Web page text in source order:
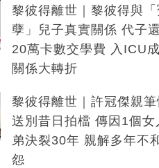
黎彼得離世｜黎彼得與「
孽」兒子真實關係 代子
20萬卡數交學費 入ICU
關係大轉折
黎彼得離世｜許冠傑親筆
送別昔日拍檔 傳因1個女
弟決裂30年 親解多年不
怨